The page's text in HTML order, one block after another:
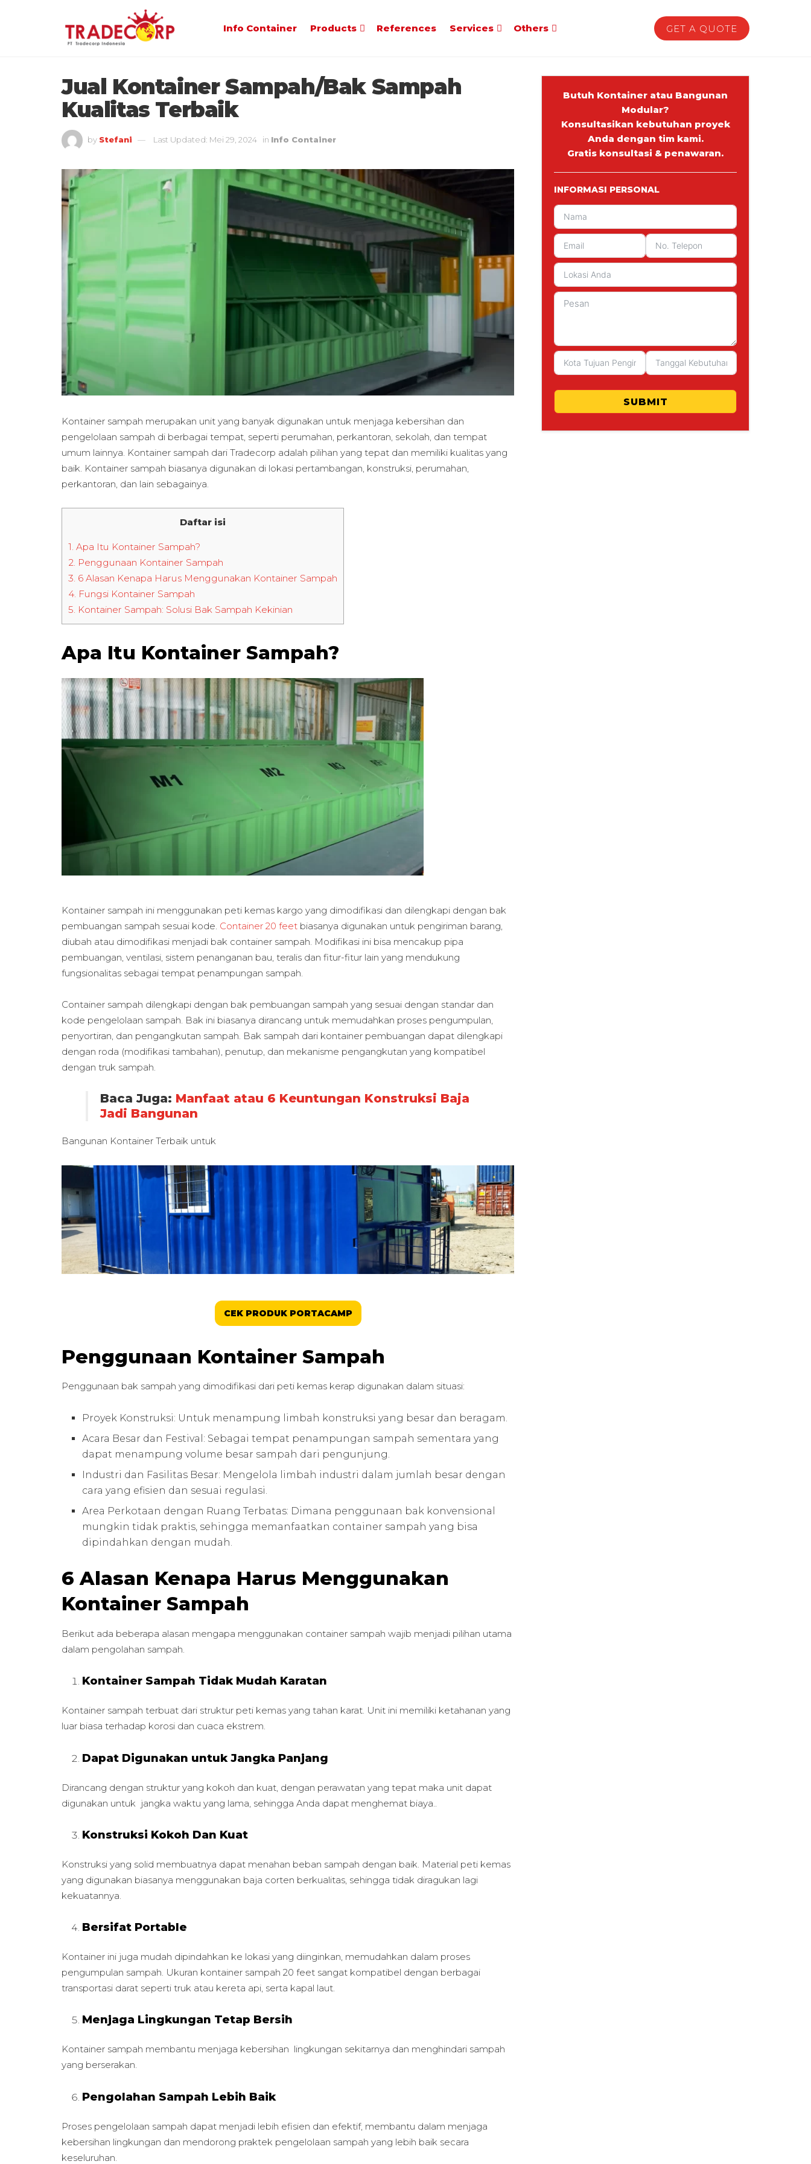
Info Container Products References Services Others GET A QUOTE
Jual Kontainer Sampah/Bak Sampah
Kualitas Terbaik
by Stefani Last Updated: Mei 29, 2024 in Info Container
Kontainer sampah merupakan unit yang banyak digunakan untuk menjaga kebersihan dan
pengelolaan sampah di berbagai tempat, seperti perumahan, perkantoran, sekolah, dan tempat
umum lainnya. Kontainer sampah dari Tradecorp adalah pilihan yang tepat dan memiliki kualitas yang
baik. Kontainer sampah biasanya digunakan di lokasi pertambangan, konstruksi, perumahan,
perkantoran, dan lain sebagainya.
Daftar isi
1. Apa Itu Kontainer Sampah?
2. Penggunaan Kontainer Sampah
3. 6 Alasan Kenapa Harus Menggunakan Kontainer Sampah
4. Fungsi Kontainer Sampah
5. Kontainer Sampah: Solusi Bak Sampah Kekinian
Apa Itu Kontainer Sampah?
Kontainer sampah ini menggunakan peti kemas kargo yang dimodifikasi dan dilengkapi dengan bak
pembuangan sampah sesuai kode. Container 20 feet biasanya digunakan untuk pengiriman barang,
diubah atau dimodifikasi menjadi bak container sampah. Modifikasi ini bisa mencakup pipa
pembuangan, ventilasi, sistem penanganan bau, teralis dan fitur-fitur lain yang mendukung
fungsionalitas sebagai tempat penampungan sampah.
Container sampah dilengkapi dengan bak pembuangan sampah yang sesuai dengan standar dan
kode pengelolaan sampah. Bak ini biasanya dirancang untuk memudahkan proses pengumpulan,
penyortiran, dan pengangkutan sampah. Bak sampah dari kontainer pembuangan dapat dilengkapi
dengan roda (modifikasi tambahan), penutup, dan mekanisme pengangkutan yang kompatibel
dengan truk sampah.
Baca Juga: Manfaat atau 6 Keuntungan Konstruksi Baja
Jadi Bangunan
Bangunan Kontainer Terbaik untuk
CEK PRODUK PORTACAMP
Penggunaan Kontainer Sampah
Penggunaan bak sampah yang dimodifikasi dari peti kemas kerap digunakan dalam situasi:
Proyek Konstruksi: Untuk menampung limbah konstruksi yang besar dan beragam.
Acara Besar dan Festival: Sebagai tempat penampungan sampah sementara yang
dapat menampung volume besar sampah dari pengunjung.
Industri dan Fasilitas Besar: Mengelola limbah industri dalam jumlah besar dengan
cara yang efisien dan sesuai regulasi.
Area Perkotaan dengan Ruang Terbatas: Dimana penggunaan bak konvensional
mungkin tidak praktis, sehingga memanfaatkan container sampah yang bisa
dipindahkan dengan mudah.
6 Alasan Kenapa Harus Menggunakan
Kontainer Sampah
Berikut ada beberapa alasan mengapa menggunakan container sampah wajib menjadi pilihan utama
dalam pengolahan sampah.
Kontainer Sampah Tidak Mudah Karatan
Kontainer sampah terbuat dari struktur peti kemas yang tahan karat. Unit ini memiliki ketahanan yang
luar biasa terhadap korosi dan cuaca ekstrem.
Dapat Digunakan untuk Jangka Panjang
Dirancang dengan struktur yang kokoh dan kuat, dengan perawatan yang tepat maka unit dapat
digunakan untuk jangka waktu yang lama, sehingga Anda dapat menghemat biaya..
Konstruksi Kokoh Dan Kuat
Konstruksi yang solid membuatnya dapat menahan beban sampah dengan baik. Material peti kemas
yang digunakan biasanya menggunakan baja corten berkualitas, sehingga tidak diragukan lagi
kekuatannya.
Bersifat Portable
Kontainer ini juga mudah dipindahkan ke lokasi yang diinginkan, memudahkan dalam proses
pengumpulan sampah. Ukuran kontainer sampah 20 feet sangat kompatibel dengan berbagai
transportasi darat seperti truk atau kereta api, serta kapal laut.
Menjaga Lingkungan Tetap Bersih
Kontainer sampah membantu menjaga kebersihan lingkungan sekitarnya dan menghindari sampah
yang berserakan.
Pengolahan Sampah Lebih Baik
Proses pengelolaan sampah dapat menjadi lebih efisien dan efektif, membantu dalam menjaga
kebersihan lingkungan dan mendorong praktek pengelolaan sampah yang lebih baik secara
keseluruhan.
Butuh Kontainer atau Bangunan
Modular?
Konsultasikan kebutuhan proyek
Anda dengan tim kami.
Gratis konsultasi & penawaran.
INFORMASI PERSONAL
SUBMIT